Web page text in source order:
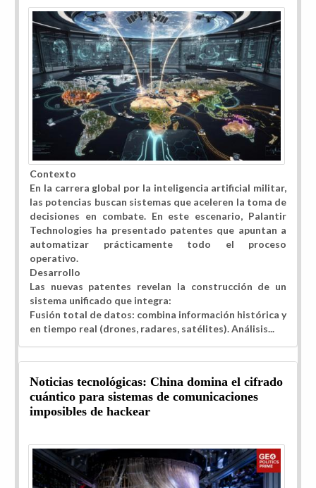
Contexto
En la carrera global por la inteligencia artificial militar,
las potencias buscan sistemas que aceleren la toma de
decisiones en combate. En este escenario, Palantir
Technologies ha presentado patentes que apuntan a
automatizar prácticamente todo el proceso
operativo.
Desarrollo
Las nuevas patentes revelan la construcción de un
sistema unificado que integra:
Fusión total de datos: combina información histórica y
en tiempo real (drones, radares, satélites). Análisis...
Noticias tecnológicas: China domina el cifrado
cuántico para sistemas de comunicaciones
imposibles de hackear